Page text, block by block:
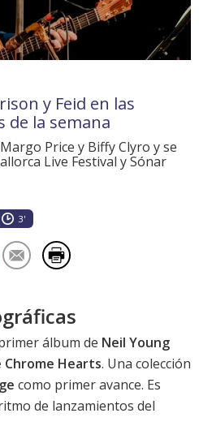
y Feid en las
de la semana
Price y Biffy Clyro y se
Live Festival y Sónar
3'
álbum de Neil Young
Chrome Hearts. Una colección
como primer avance. Es
de lanzamientos del